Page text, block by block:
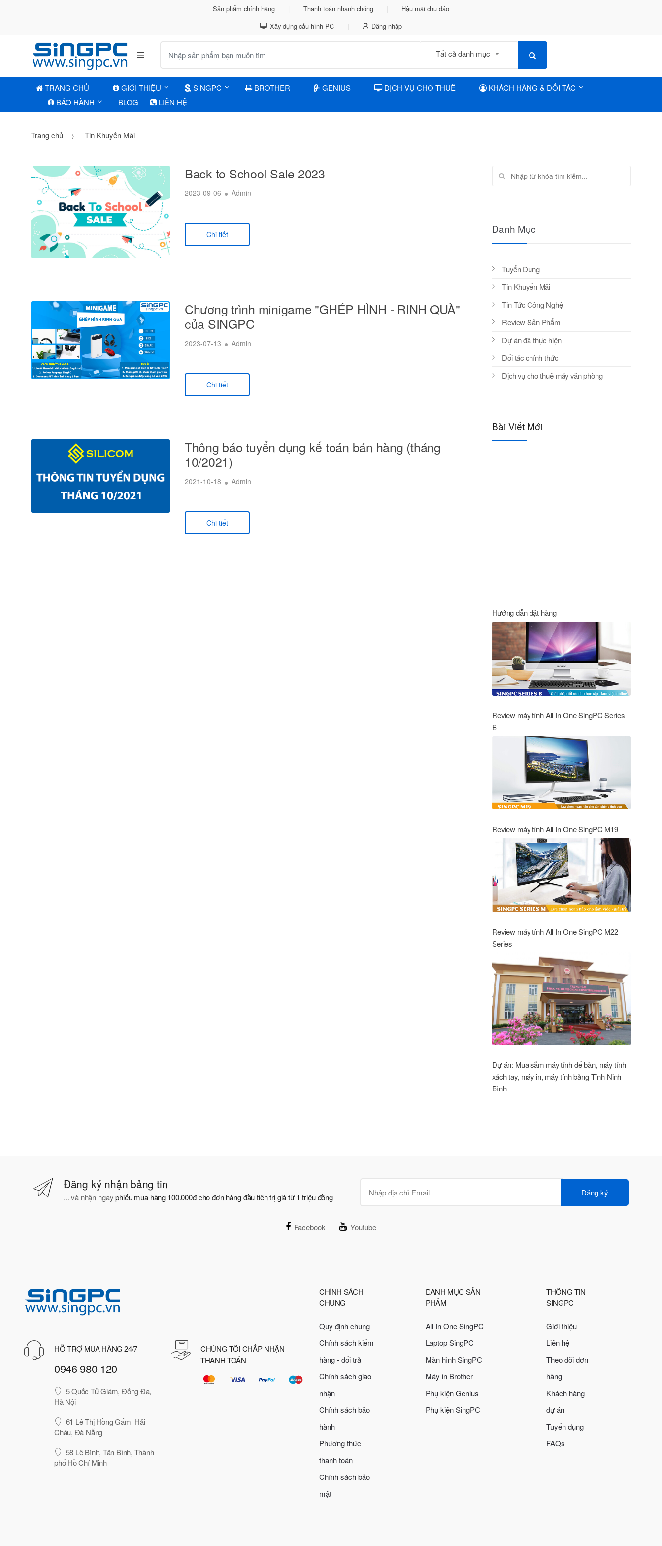
Sản phẩm chính hãng Thanh toán nhanh chóng
Hậu mãi chu đáo
Xây dựng cấu hình PC
Đăng nhập
TRANG CHỦ GIỚI THIỆU SINGPC BROTHER GENIUS DỊCH VỤ CHO THUÊ
KHÁCH HÀNG & ĐỐI TÁC
BẢO HÀNH
BLOG LIÊN HỆ
Trang chủ Tin Khuyến Mãi
Back to School Sale 2023
2023-09-06 Admin
Chi tiết
Chương trình minigame "GHÉP HÌNH - RINH QUÀ"
của SINGPC
2023-07-13 Admin
Chi tiết
Thông báo tuyển dụng kế toán bán hàng (tháng
10/2021)
2021-10-18 Admin
Chi tiết
Tìm kiếm:
Danh Mục
Tuyển Dụng
Tin Khuyến Mãi
Tin Tức Công Nghệ
Review Sản Phẩm
Dự án đã thực hiện
Đối tác chính thức
Dịch vụ cho thuê máy văn phòng
Bài Viết Mới
Hướng dẫn đặt hàng
Review máy tính All In One SingPC Series
B
Review máy tính All In One SingPC M19
Review máy tính All In One SingPC M22
Series
Dự án: Mua sắm máy tính để bàn, máy tính
xách tay, máy in, máy tính bảng Tỉnh Ninh
Bình
Đăng ký nhận bảng tin
... và nhận ngayphiếu mua hàng 100.000đ cho đơn hàng đầu tiên trị giá từ 1 triệu đồng Đăng ký
Facebook Youtube
HỖ TRỢ MUA HÀNG 24/7
0946 980 120
5 Quốc Tử Giám, Đống Đa,
Hà Nội
61 Lê Thị Hồng Gấm, Hải
Châu, Đà Nẵng
58 Lê Bình, Tân Bình, Thành
phố Hồ Chí Minh
CHÚNG TÔI CHẤP NHẬN
THANH TOÁN
CHÍNH SÁCH
CHUNG
Quy định chung
Chính sách kiểm
hàng - đổi trả
Chính sách giao
nhận
Chính sách bảo
hành
Phương thức
thanh toán
Chính sách bảo
mật
DANH MỤC SẢN
PHẨM
All In One SingPC
Laptop SingPC
Màn hình SingPC
Máy in Brother
Phụ kiện Genius
Phụ kiện SingPC
THÔNG TIN
SINGPC
Giới thiệu
Liên hệ
Theo dõi đơn
hàng
Khách hàng
dự án
Tuyển dụng
FAQs